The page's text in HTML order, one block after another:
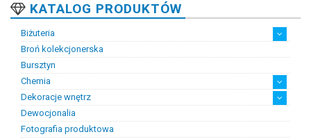
KATALOG PRODUKTÓW
Biżuteria
Artystyczna biżuteria srebrna
Biżuteria damska
Biżuteria dawna
Biżuteria dziecięca
Biżuteria inteligentna
Biżuteria miejska
Biżuteria męska
Biżuteria na zamówienie
Biżuteria rodowa
Biżuteria sakralna
Biżuteria srebrna
Biżuteria stalowa
Biżuteria stomatologiczna
Biżuteria sztuczna
Biżuteria unikatowa
Biżuteria z bursztynem
Biżuteria z diamentami
Biżuteria złota
Biżuteria ślubna
Obrączki ślubne
Broń kolekcjonerska
Bursztyn
Chemia
Chemia złotnicza
Ciecze probiercze
Kleje
Pasty i proszki do lutowania
Dekoracje wnętrz
Figurki
Lampy i plafony
Świeczniki
Dewocjonalia
Fotografia produktowa